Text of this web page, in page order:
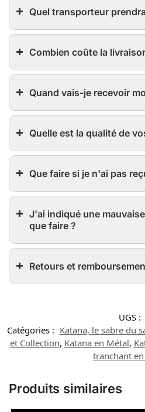
Quel transporteur
Combien coûte la
Quand vais-je recevoir
Quelle est la qualité de
Que faire si je n'ai pas
J'ai indiqué une
que faire ?
Retours et
UGS :
Catégories : Katana, le sabre du
et Collection, Katana en Métal,
tranchant
Produits similaires